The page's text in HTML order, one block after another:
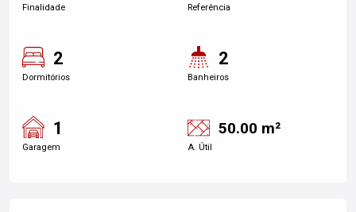
Finalidade Referência
2
Dormitórios
2
Banheiros
1
Garagem
50.00 m²
A. Útil